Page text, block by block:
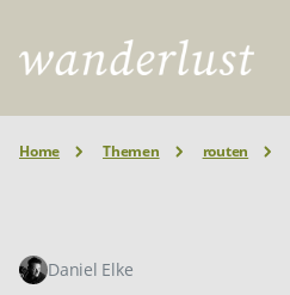
Home Themen routen
Daniel Elke